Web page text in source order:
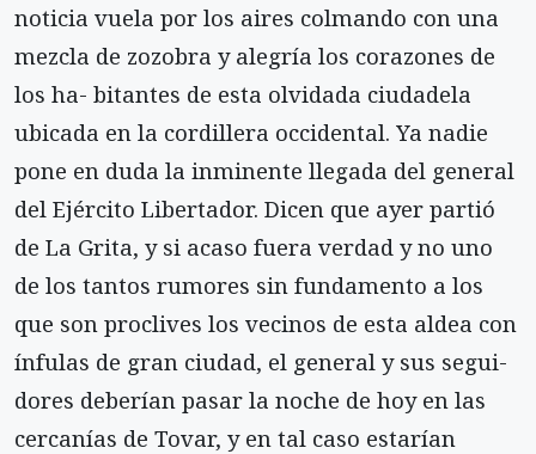
noticia vuela por los aires colmando con una
mezcla de zozobra y alegría los corazones de
los ha- bitantes de esta olvidada ciudadela
ubicada en la cordillera occidental. Ya nadie
pone en duda la inminente llegada del general
del Ejército Libertador. Dicen que ayer partió
de La Grita, y si acaso fuera verdad y no uno
de los tantos rumores sin fundamento a los
que son proclives los vecinos de esta aldea con
ínfulas de gran ciudad, el general y sus segui-
dores deberían pasar la noche de hoy en las
cercanías de Tovar, y en tal caso estarían